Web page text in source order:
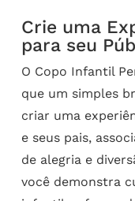
Crie uma
para seu
O Copo Infantil
que um simples
criar uma
e seus pais,
de alegria e
você demonstra